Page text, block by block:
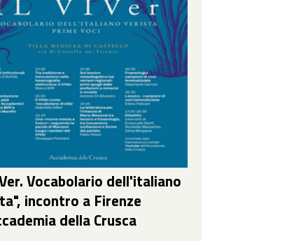
Vocabolario dell'italiano
incontro a Firenze
della Crusca